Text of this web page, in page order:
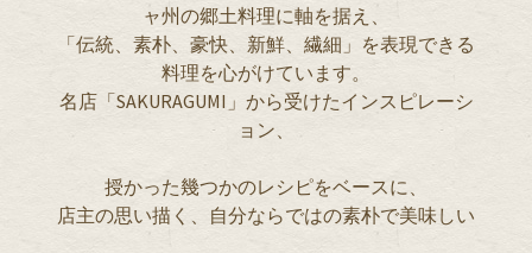
ャ州の郷土料理に軸を据え、
「伝統、素朴、豪快、新鮮、繊細」を表現できる
料理を心がけています。
名店「SAKURAGUMI」から受けたインスピレーシ
ョン、
授かった幾つかのレシピをベースに、
店主の思い描く、自分ならではの素朴で美味しい